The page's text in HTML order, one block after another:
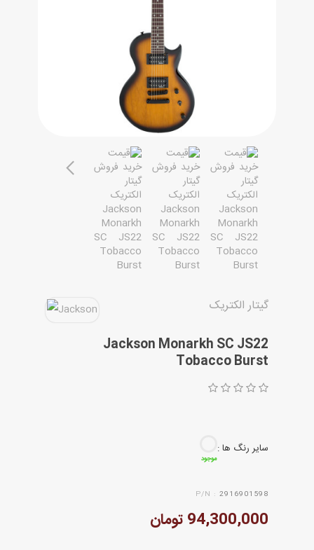
گیتار الکتریک
Jackson Monarkh SC JS22
Tobacco Burst
سایر رنگ ها :
موجود
P/N : 2916901598
94,300,000 تومان